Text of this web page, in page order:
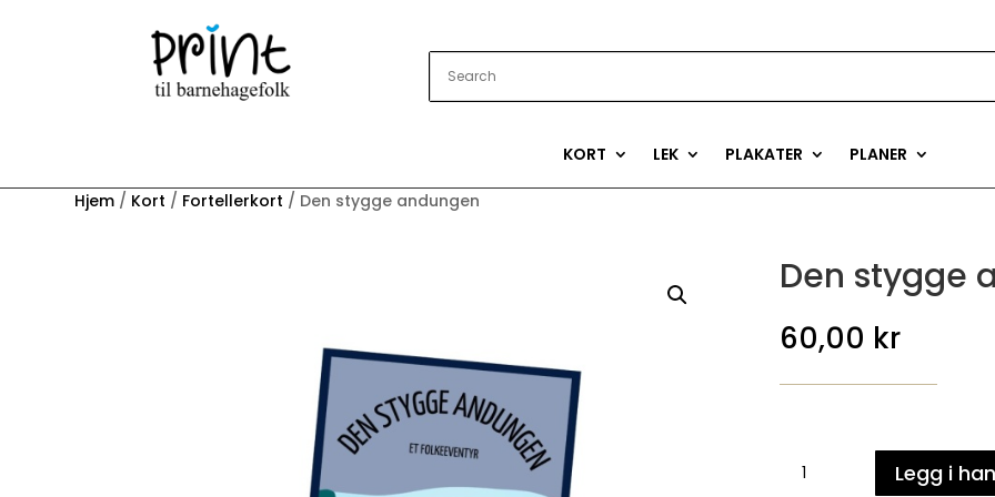
KORT LEK PLAKATER PLANER
Hjem / Kort / Fortellerkort / Den stygge andungen
Den stygge
60,00 kr
stygge
Legg i